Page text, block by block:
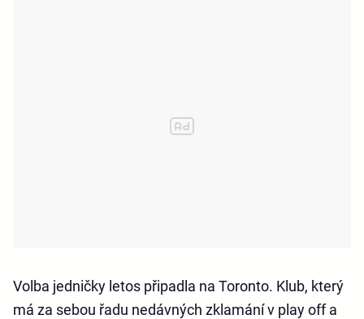
Volba jedničky letos připadla na Toronto. Klub, který
má za sebou řadu nedávných zklamání v play off a